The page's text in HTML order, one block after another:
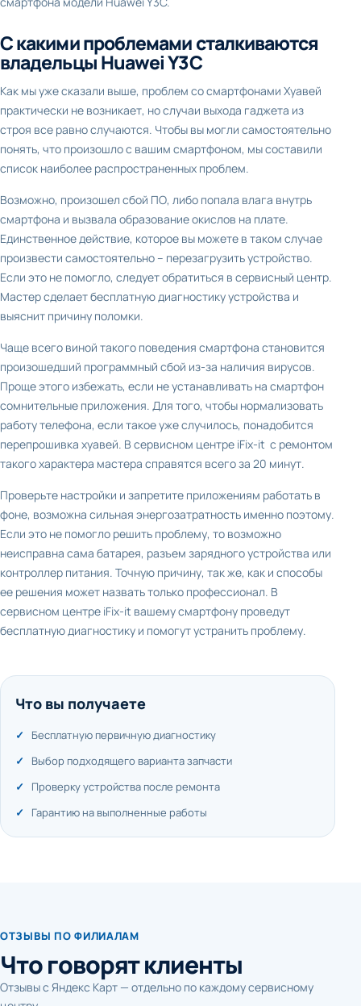
С какими проблемами сталкиваются
владельцы Huawei Y3C
Как мы уже сказали выше, проблем со смартфонами Хуавей
практически не возникает, но случаи выхода гаджета из
строя все равно случаются. Чтобы вы могли самостоятельно
понять, что произошло с вашим смартфоном, мы составили
список наиболее распространенных проблем.
Возможно, произошел сбой ПО, либо попала влага внутрь
смартфона и вызвала образование окислов на плате.
Единственное действие, которое вы можете в таком случае
произвести самостоятельно – перезагрузить устройство.
Если это не помогло, следует обратиться в сервисный центр.
Мастер сделает бесплатную диагностику устройства и
выяснит причину поломки.
Чаще всего виной такого поведения смартфона становится
произошедший программный сбой из-за наличия вирусов.
Проще этого избежать, если не устанавливать на смартфон
сомнительные приложения. Для того, чтобы нормализовать
работу телефона, если такое уже случилось, понадобится
перепрошивка хуавей. В сервисном центре iFix-it с ремонтом
такого характера мастера справятся всего за 20 минут.
Проверьте настройки и запретите приложениям работать в
фоне, возможна сильная энергозатратность именно поэтому.
Если это не помогло решить проблему, то возможно
неисправна сама батарея, разъем зарядного устройства или
контроллер питания. Точную причину, так же, как и способы
ее решения может назвать только профессионал. В
сервисном центре iFix-it вашему смартфону проведут
бесплатную диагностику и помогут устранить проблему.
Что вы получаете
Бесплатную первичную диагностику
Выбор подходящего варианта запчасти
Проверку устройства после ремонта
Гарантию на выполненные работы
ОТЗЫВЫ ПО ФИЛИАЛАМ
Что говорят клиенты
Отзывы с Яндекс Карт — отдельно по каждому сервисному